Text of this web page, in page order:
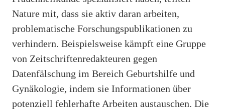
Nature mit, dass sie aktiv daran arbeiten,
problematische Forschungspublikationen zu
verhindern. Beispielsweise kämpft eine Gruppe
von Zeitschriftenredakteuren gegen
Datenfälschung im Bereich Geburtshilfe und
Gynäkologie, indem sie Informationen über
potenziell fehlerhafte Arbeiten austauschen. Die